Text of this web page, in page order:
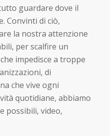
guardare dove il
Convinti di ciò,
la nostra attenzione
per scalfire un
impedisce a troppe
di
che vive ogni
quotidiane, abbiamo
possibili, video,